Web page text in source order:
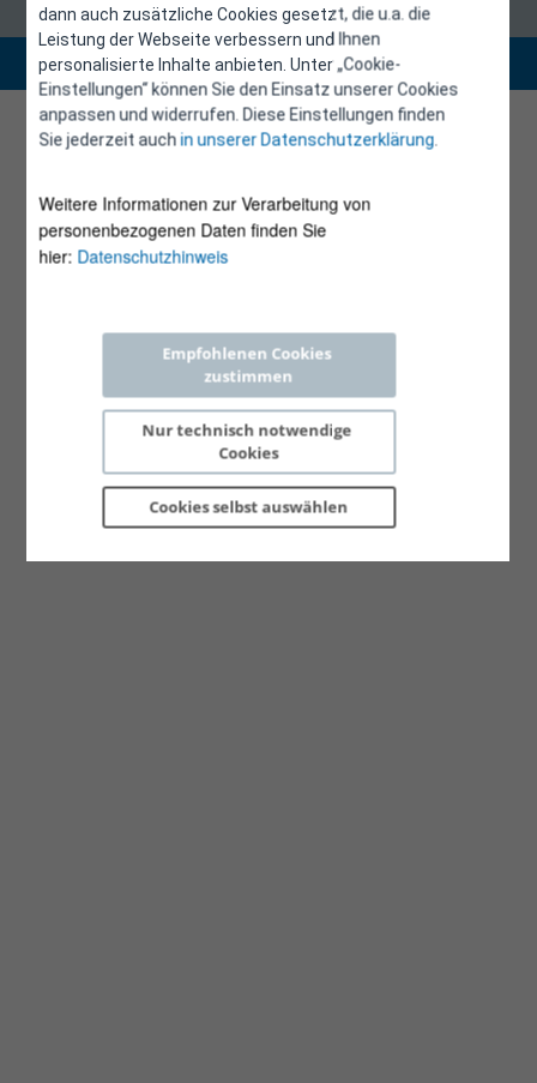
dann auch zusätzliche Cookies gesetzt, die u.a. die
Leistung der Webseite verbessern und Ihnen
personalisierte Inhalte anbieten. Unter „Cookie-
Einstellungen“ können Sie den Einsatz unserer Cookies
anpassen und widerrufen. Diese Einstellungen finden
Sie jederzeit auchin unserer Datenschutzerklärung.
Weitere Informationen zur Verarbeitung von
personenbezogenen Daten finden Sie
hier: Datenschutzhinweis
Empfohlenen Cookies
zustimmen
Nur technisch notwendige
Cookies
Cookies selbst auswählen
Copyright 2026 © E-Control